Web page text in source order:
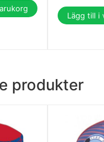
Lägg till i
produkter